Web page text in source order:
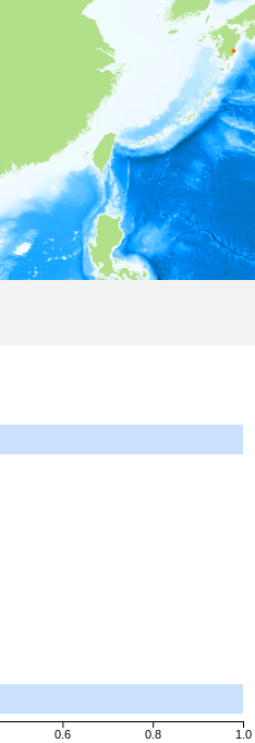
0.6 0.8 1.0